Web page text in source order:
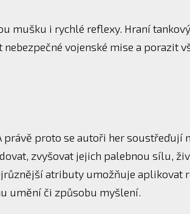
mušku i rychlé reflexy. Hraní
vojenské mise a porazit
právě proto se autoři her soustřeďují
zvyšovat jejich palebnou sílu,
atributy umožňuje aplikovat
umění či způsobu myšlení.